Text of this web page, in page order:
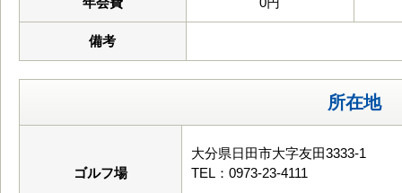
備考
所在地
ゴルフ場
大分県日田市大字友田3333-1
TEL：0973-23-4111